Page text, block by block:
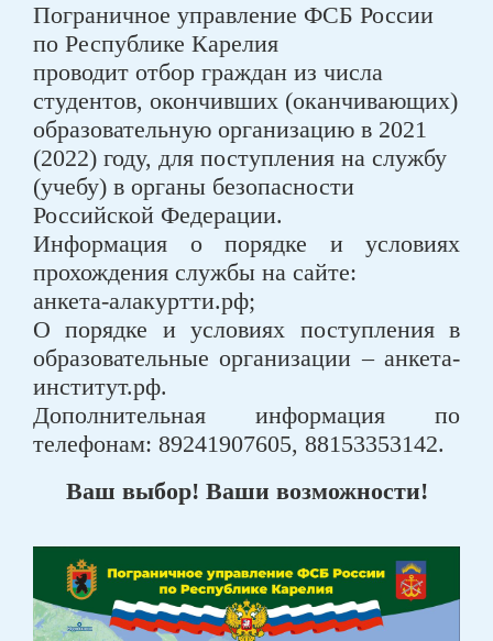
Пограничное управление ФСБ России
по Республике Карелия
проводит отбор граждан из числа
студентов, окончивших (оканчивающих)
образовательную организацию в 2021
(2022) году, для поступления на службу
(учебу) в органы безопасности
Российской Федерации.
Информация о порядке и условиях
прохождения службы на сайте:
анкета-алакуртти.рф;
О порядке и условиях поступления в
образовательные организации – анкета-
институт.рф.
Дополнительная информация по
телефонам: 89241907605, 88153353142.
Ваш выбор! Ваши возможности!